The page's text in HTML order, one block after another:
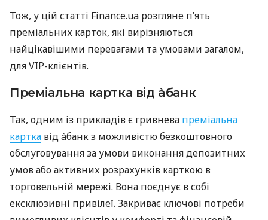
Тож, у цій статті Finance.ua розгляне п’ять
преміальних карток, які вирізняються
найцікавішими перевагами та умовами загалом,
для VIP-клієнтів.
Преміальна картка від àбанк
Так, одним із прикладів є гривнева преміальна
картка від àбанк з можливістю безкоштовного
обслуговування за умови виконання депозитних
умов або активних розрахунків карткою в
торговельній мережі. Вона поєднує в собі
ексклюзивні привілеї. Закриває ключові потреби